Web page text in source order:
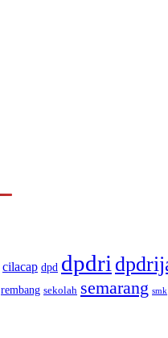
cilacap dpd dpdri
rembang sekolah semarang smk